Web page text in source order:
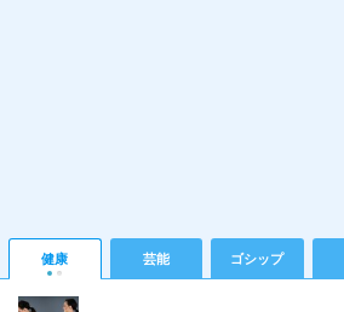
健康 芸能 ゴシップ